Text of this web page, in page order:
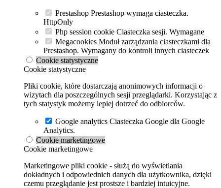
Prestashop Prestashop wymaga ciasteczka.
HttpOnly
Php session cookie Ciasteczka sesji. Wymagane
Megacookies Moduł zarządzania ciasteczkami dla
Prestashop. Wymagany do kontroli innych ciasteczek
Cookie statystyczne
Cookie statystyczne
Pliki cookie, które dostarczają anonimowych informacji o
wizytach dla poszczególnych sesji przeglądarki. Korzystając z
tych statystyk możemy lepiej dotrzeć do odbiorców.
Google analytics Ciasteczka Google dla Google
Analytics.
Cookie marketingowe
Cookie marketingowe
Marketingowe pliki cookie - służą do wyświetlania
dokładnych i odpowiednich danych dla użytkownika, dzięki
czemu przeglądanie jest prostsze i bardziej intuicyjne.